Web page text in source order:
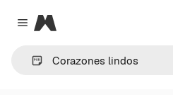
Close menu
Magnific